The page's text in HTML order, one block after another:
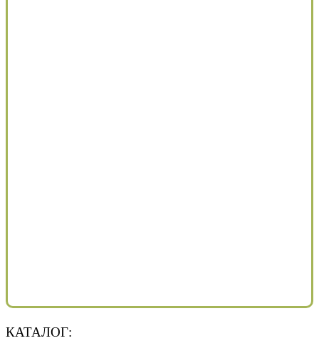
КАТАЛОГ: